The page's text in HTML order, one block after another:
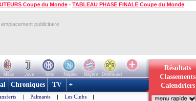
Coupe du Monde - TABLEAU PHASE FINALE Coupe du Monde
emplacement publicitaire
Milan Juve Inter Naples Bayern
Dortmund
Résultats
Classements
Calendriers
Chroniques TV +
| Palmarès | Les Clubs |